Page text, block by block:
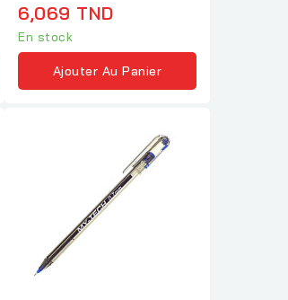
6,069 TND
En stock
Ajouter Au Panier